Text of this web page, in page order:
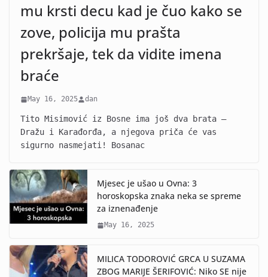
mu krsti decu kad je čuo kako se
zove, policija mu prašta
prekršaje, tek da vidite imena
braće
May 16, 2025 dan
Tito Misimović iz Bosne ima još dva brata –
Dražu i Karađorđa, a njegova priča će vas
sigurno nasmejati! Bosanac
Mjesec je ušao u Ovna: 3
horoskopska znaka neka se spreme
za iznenađenje
May 16, 2025
MILICA TODOROVIĆ GRCA U SUZAMA
ZBOG MARIJE ŠERIFOVIĆ: Niko SE nije